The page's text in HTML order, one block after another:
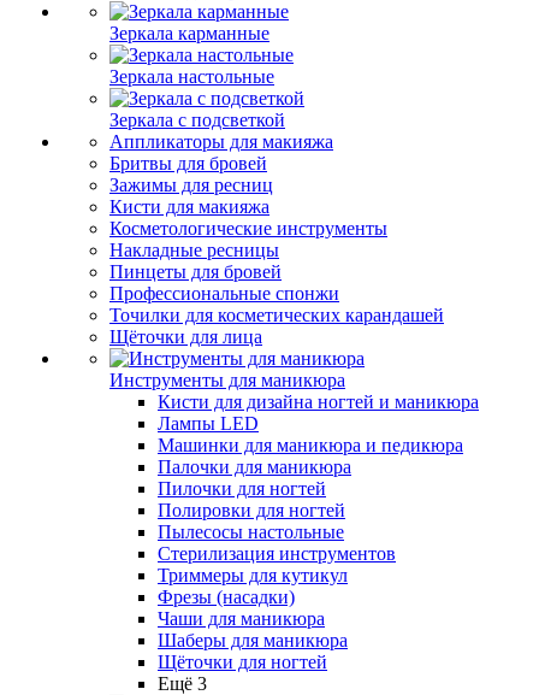
Зеркала карманные
Зеркала настольные
Зеркала с подсветкой
Аппликаторы для макияжа
Бритвы для бровей
Зажимы для ресниц
Кисти для макияжа
Косметологические инструменты
Накладные ресницы
Пинцеты для бровей
Профессиональные спонжи
Точилки для косметических карандашей
Щёточки для лица
Инструменты для маникюра
Кисти для дизайна ногтей и маникюра
Лампы LED
Машинки для маникюра и педикюра
Палочки для маникюра
Пилочки для ногтей
Полировки для ногтей
Пылесосы настольные
Стерилизация инструментов
Триммеры для кутикул
Фрезы (насадки)
Чаши для маникюра
Шаберы для маникюра
Щёточки для ногтей
Ещё 3